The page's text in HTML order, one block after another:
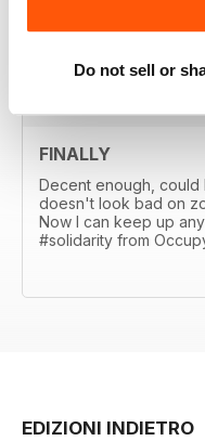
Do not sell or
FINALLY
Decent enough,
doesn't look bad on
Now I can keep up
#solidarity from
EDIZIONI INDIETRO